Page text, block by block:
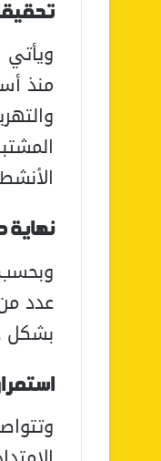
منذ
نهاية
عدد
بشكل